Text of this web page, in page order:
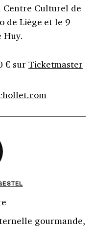
Culturel de
de Liège et le 9
Huy.
€ sur Ticketmaster
gourmande,